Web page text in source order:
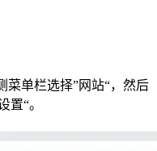
菜单栏选择”网站“，然后
置“。